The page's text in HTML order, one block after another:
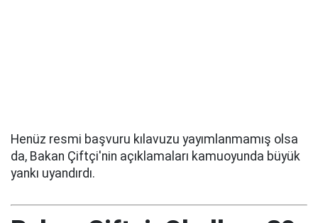
Henüz resmi başvuru kılavuzu yayımlanmamış olsa
da, Bakan Çiftçi'nin açıklamaları kamuoyunda büyük
yankı uyandırdı.